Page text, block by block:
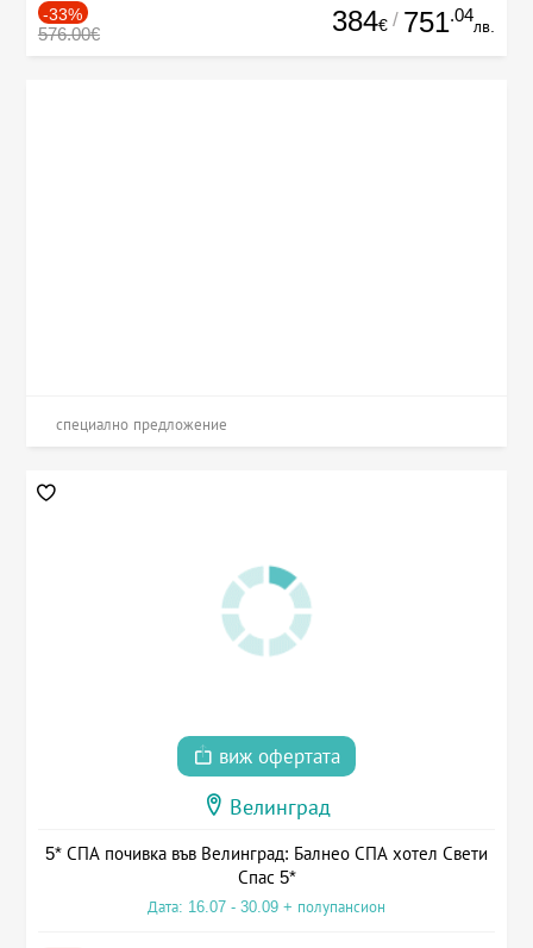
-33%
576.00€ 384€ / 751.04
лв.
специално предложение
виж офертата
Велинград
5* СПА почивка във Велинград: Балнео СПА хотел Свети
Спас 5*
Дата: 16.07 - 30.09 + полупансион